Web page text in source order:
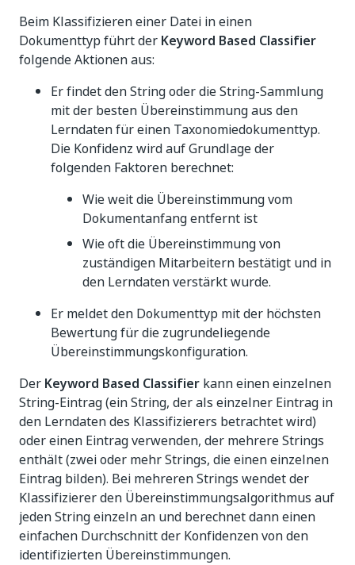
Beim Klassifizieren einer Datei in einen
Dokumenttyp führt der Keyword Based Classifier
folgende Aktionen aus:
Er findet den String oder die String-Sammlung
mit der besten Übereinstimmung aus den
Lerndaten für einen Taxonomiedokumenttyp.
Die Konfidenz wird auf Grundlage der
folgenden Faktoren berechnet:
Wie weit die Übereinstimmung vom
Dokumentanfang entfernt ist
Wie oft die Übereinstimmung von
zuständigen Mitarbeitern bestätigt und in
den Lerndaten verstärkt wurde.
Er meldet den Dokumenttyp mit der höchsten
Bewertung für die zugrundeliegende
Übereinstimmungskonfiguration.
Der Keyword Based Classifier kann einen einzelnen
String-Eintrag (ein String, der als einzelner Eintrag in
den Lerndaten des Klassifizierers betrachtet wird)
oder einen Eintrag verwenden, der mehrere Strings
enthält (zwei oder mehr Strings, die einen einzelnen
Eintrag bilden). Bei mehreren Strings wendet der
Klassifizierer den Übereinstimmungsalgorithmus auf
jeden String einzeln an und berechnet dann einen
einfachen Durchschnitt der Konfidenzen von den
identifizierten Übereinstimmungen.